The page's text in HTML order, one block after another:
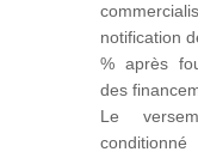
notification
% après
des
Le